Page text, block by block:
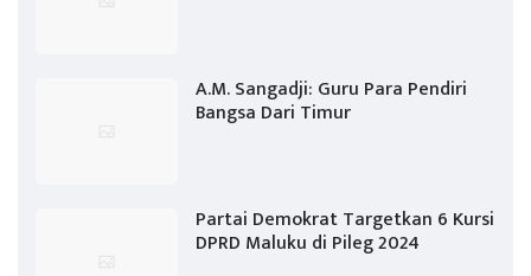
A.M. Sangadji: Guru Para Pendiri
Bangsa Dari Timur
Partai Demokrat Targetkan 6 Kursi
DPRD Maluku di Pileg 2024